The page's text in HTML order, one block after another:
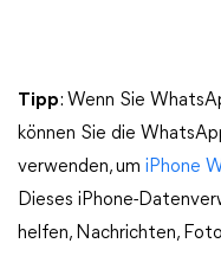
Tipp: Wenn Sie
können Sie die
verwenden, um iPhone
Dieses iPhone-
helfen, Nachrichten,